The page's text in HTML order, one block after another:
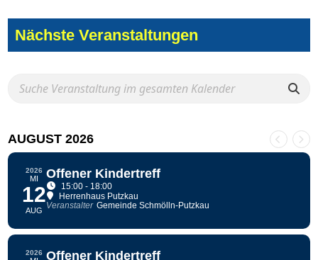
Nächste Veranstaltungen
AUGUST 2026
2026
MI
12
AUG
Offener Kindertreff
15:00 - 18:00
Herrenhaus Putzkau
Veranstalter Gemeinde Schmölln-Putzkau
2026 Offener Kindertreff